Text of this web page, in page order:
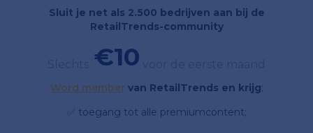
Sluit je net als 2.500 bedrijven aan bij de
RetailTrends-community
€10
Word member van RetailTrends en krijg;
✅ toegang tot alle premiumcontent;